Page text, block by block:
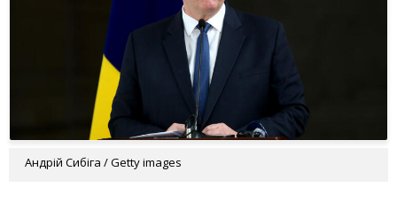
Андрій Сибіга / Getty images